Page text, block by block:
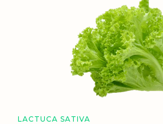
LACTUCA SATIVA